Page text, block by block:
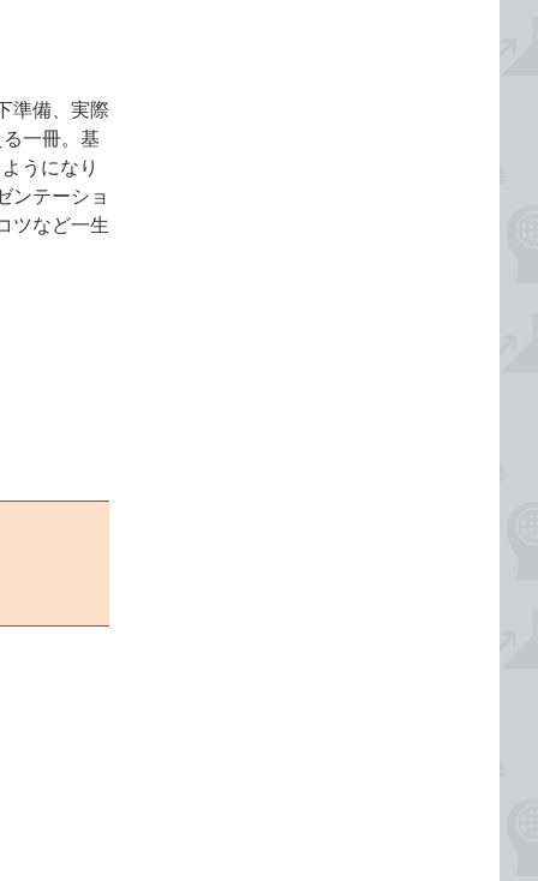
準備、実際
一冊。基
うになり
ンテーショ
ツなど一生